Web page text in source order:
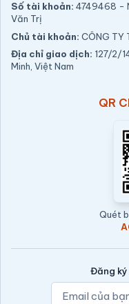
Số tài khoản: 4749468 -
Văn Trị
Chủ tài khoản: CÔNG TY
Địa chỉ giao dịch: 127/2/
Minh, Việt Nam
QR
Quét
Đăng ký